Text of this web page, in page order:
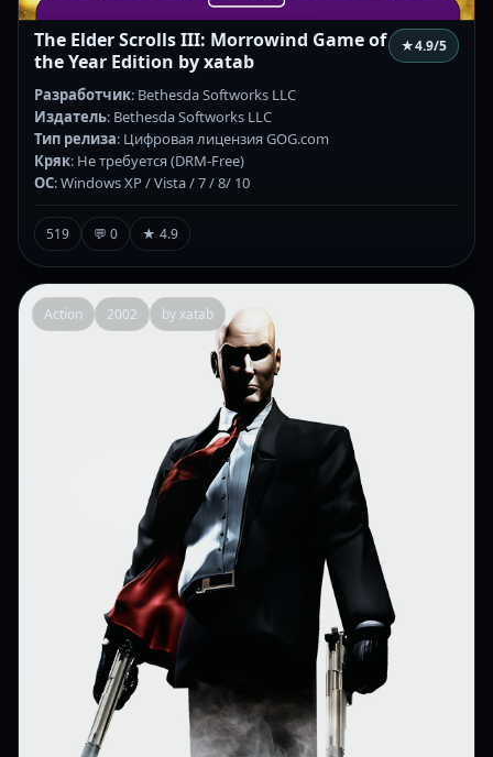
The Elder Scrolls III: Morrowind Game of
the Year Edition by xatab
★4.9/5
Разработчик: Bethesda Softworks LLC
Издатель: Bethesda Softworks LLC
Тип релиза: Цифровая лицензия GOG.com
Кряк: Не требуется (DRM-Free)
ОС: Windows XP / Vista / 7 / 8/ 10
519 💬 0 ★ 4.9
Action 2002 by xatab